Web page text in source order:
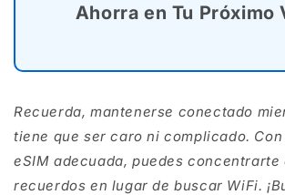
Ahorra en Tu Próximo
Recuerda, mantenerse conectado
tiene que ser caro ni complicado.
eSIM adecuada, puedes concentrarte
recuerdos en lugar de buscar WiFi.